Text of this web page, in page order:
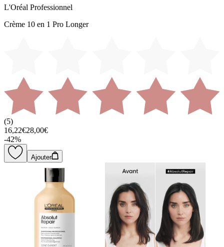
L'Oréal Professionnel
Crème 10 en 1 Pro Longer
(5)
16,22€28,00€
-42%
Ajouter